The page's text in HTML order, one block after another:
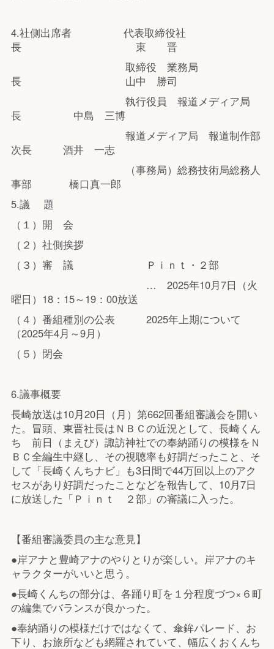
4.社側出席者 代表取締役社
長 東 晋
取締役 業務局
長 山中 勝司
執行役員 報道メディア局
長 中島 三博
報道メディア局 報道制作部
次長 酒井 一志
（事務局）総務技術局総務人
事部 橋口真一郎
5.議 題
（１）開 会
（２）社側挨拶
（３）審 議 Ｐｉｎｔ・２部
… 2025年10月7日（火
曜日）18：15～19：00放送
（４）番組種別の公表 2025年上期について
（2025年4月～9月）
（５）閉会
6.議事概要
長崎放送は10月20日（月）第662回番組審議会を開い
た。冒頭、東晋社長はＮＢＣの近況として、長崎くん
ち 前日（まえび）諏訪神社での奉納踊りの模様をＮ
ＢＣ全編生中継し、その視聴率も好調だったこと、そ
して「長崎くんちナビ」も3日間で44万回以上のアク
セスがあり好調だったことなどを報告して、10月7日
に放送した「Ｐｉｎｔ ２部」の審議に入った。
【番組審議委員の主な意見】
●岸アナと豊崎アナのやりとりが楽しい。岸アナのキ
ャラクターがいいと思う。
●長崎くんちの部分は、各踊り町を１分程度づつ×６町
の編集でバランスが良かった。
●奉納踊りの模様だけではなくて、傘鉾パレード、お
下り、お旅所なども網羅されていて、幅広くおくんち